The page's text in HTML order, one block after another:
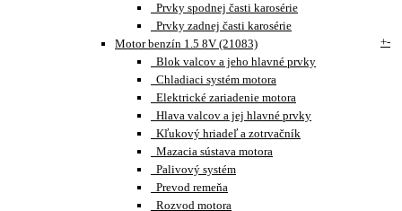
Prvky spodnej časti karosérie
Prvky zadnej časti karosérie
Motor benzín 1.5 8V (21083)
+-
Blok valcov a jeho hlavné prvky
Chladiaci systém motora
Elektrické zariadenie motora
Hlava valcov a jej hlavné prvky
Kľukový hriadeľ a zotrvačník
Mazacia sústava motora
Palivový systém
Prevod remeňa
Rozvod motora